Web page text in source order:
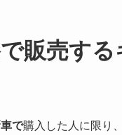
販売す
で購入した人に限り